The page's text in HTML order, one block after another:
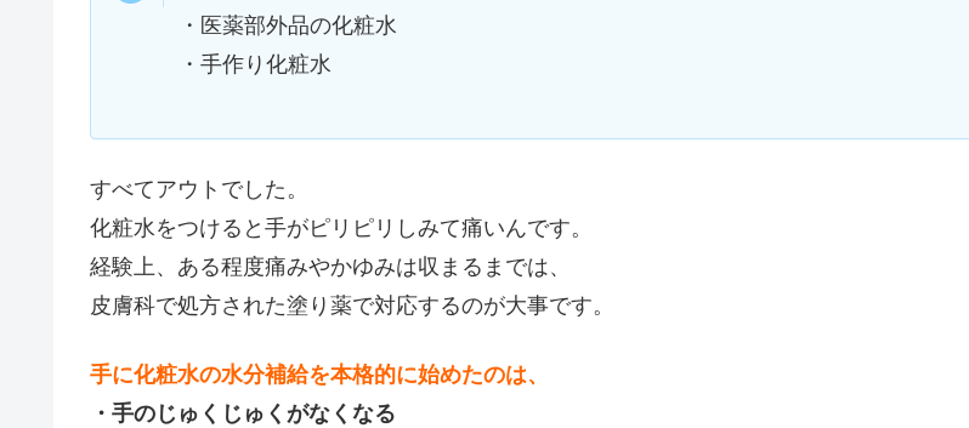
・医薬部外品の化粧水
・手作り化粧水
すべてアウトでした。
化粧水をつけると手がピリピリしみて痛いんです。
経験上、ある程度痛みやかゆみは収まるまでは、
皮膚科で処方された塗り薬で対応するのが大事です。
手に化粧水の水分補給を本格的に始めたのは、
・手のじゅくじゅくがなくなる